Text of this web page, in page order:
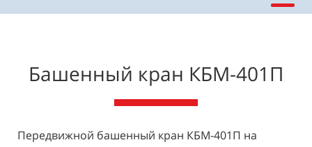
Башенный кран КБМ-401П
Передвижной башенный кран КБМ-401П на